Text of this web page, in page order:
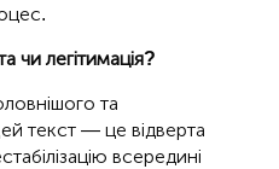
чи легітимація?
та
текст — це відверта
всередині